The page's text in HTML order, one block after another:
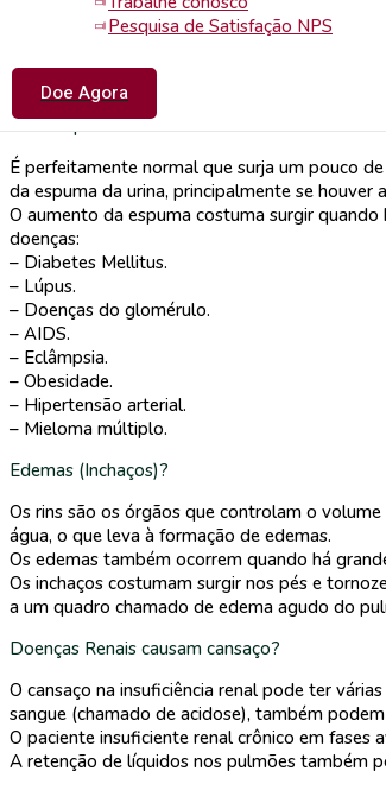
Pesquisa de Satisfação NPS
Doe Agora
– Tuberculose urinária
– Esforço físico.
– Endometriose.
Urina Espumosa é Normal?
É perfeitamente normal que surja um pouco
da espuma da urina, principalmente se
O aumento da espuma costuma surgir
doenças:
– Diabetes Mellitus.
– Lúpus.
– Doenças do glomérulo.
– AIDS.
– Eclâmpsia.
– Obesidade.
– Hipertensão arterial.
– Mieloma múltiplo.
Edemas (Inchaços)?
Os rins são os órgãos que controlam o
água, o que leva à formação de edemas.
Os edemas também ocorrem quando há
Os inchaços costumam surgir nos pés e
a um quadro chamado de edema agudo do
Doenças Renais causam cansaço?
O cansaço na insuficiência renal pode ter
sangue (chamado de acidose), também
O paciente insuficiente renal crônico em
A retenção de líquidos nos pulmões também